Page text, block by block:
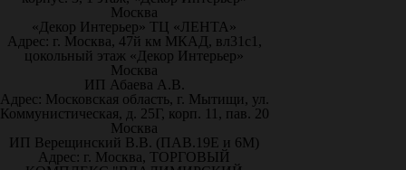
Москва
«Декор Интерьер» ТЦ «ЛЕНТА»
Адрес: г. Москва, 47й км МКАД, вл31с1,
цокольный этаж «Декор Интерьер»
Москва
ИП Абаева А.В.
Адрес: Московская область, г. Мытищи, ул.
Коммунистическая, д. 25Г, корп. 11, пав. 20
Москва
ИП Верещинский В.В. (ПАВ.19Е и 6М)
Адрес: г. Москва, ТОРГОВЫЙ